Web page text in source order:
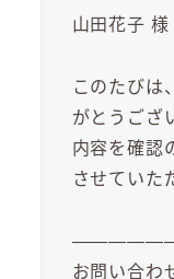
山田花子 様
このたびは
がとうござ
内容を確認
させていた
お問い合わ